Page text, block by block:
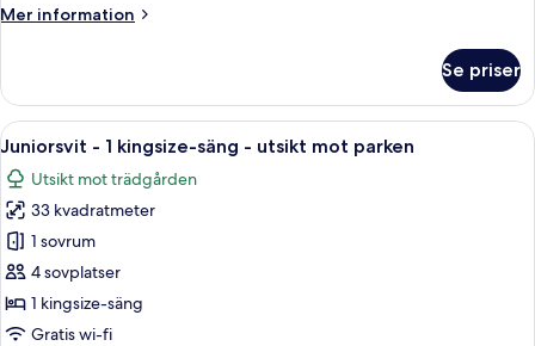
Mer information
Mer
rum
Se priser
Öppna
alla
foton
för
Juniorsvit
-
1
kingsize-
Ett hotellrum med en stor säng, två
10
Juniorsvit - 1 kingsize-säng - utsikt mot parken
Utsikt mot trädgården
33 kvadratmeter
1 sovrum
4 sovplatser
1 kingsize-säng
Gratis wi-fi